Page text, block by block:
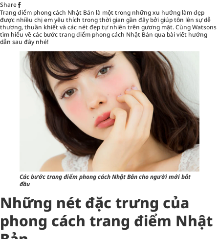
Share
Trang điểm phong cách Nhật Bản là một trong những xu hướng làm đẹp
được nhiều chị em yêu thích trong thời gian gần đây bởi giúp tôn lên sự dễ
thương, thuần khiết và các nét đẹp tự nhiên trên gương mặt. CùngWatsons
tìm hiểu về các bước trang điểm phong cách Nhật Bản qua bài viết hướng
dẫn sau đây nhé!
Các bước trang điểm phong cách Nhật Bản cho người mới bắt
đầu
Những nét đặc trưng của
phong cách trang điểm Nhật